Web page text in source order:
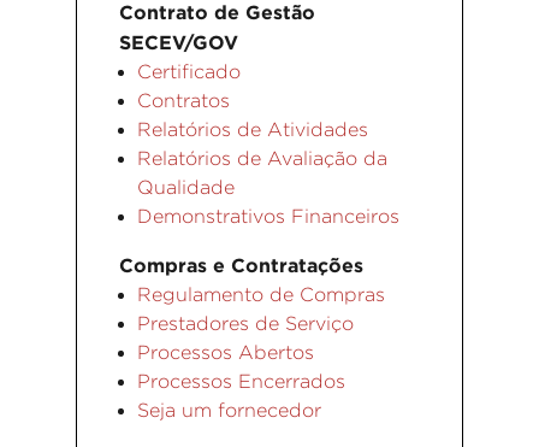
Contrato de Gestão
SECEV/GOV
Certificado
Contratos
Relatórios de Atividades
Relatórios de Avaliação da
Qualidade
Demonstrativos Financeiros
Compras e Contratações
Regulamento de Compras
Prestadores de Serviço
Processos Abertos
Processos Encerrados
Seja um fornecedor